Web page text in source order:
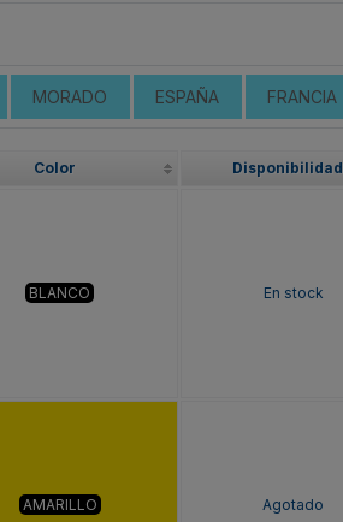
MORADO ESPAÑA FRANCIA
Color Disponibilidad
BLANCO En stock
AMARILLO Agotado